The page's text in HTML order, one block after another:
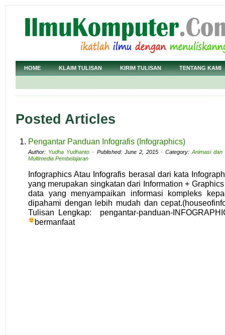
HOME KLAIM TULISAN KIRIM TULISAN TENTANG KAMI
Posted Articles
Pengantar Panduan Infografis (Infographics)
Author: Yudha Yudhanto · Published: June 2, 2015 · Category:Animasi dan
Multimedia Pembelajaran
Infographics Atau Infografis berasal dari kata
yang merupakan singkatan dari Information +
data yang menyampaikan informasi kompleks
dipahami dengan lebih mudah dan
Tulisan Lengkap: pengantar-panduan-
bermanfaat